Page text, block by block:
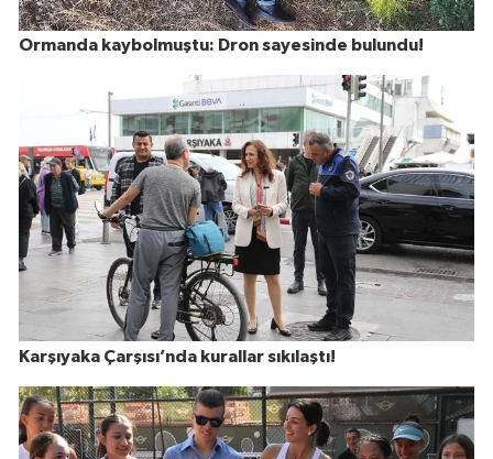
Ormanda kaybolmuştu: Dron sayesinde bulundu!
Karşıyaka Çarşısı’nda kurallar sıkılaştı!